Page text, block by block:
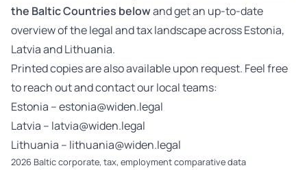
the Baltic Countries belowand get an up-to-date
overview of the legal and tax landscape across Estonia,
Latvia and Lithuania.
Printed copies are also available upon request. Feel free
to reach out and contact our local teams:
Estonia –estonia@widen.legal
Latvia – latvia@widen.legal
Lithuania – lithuania@widen.legal
2026 Baltic corporate, tax, employment comparative data